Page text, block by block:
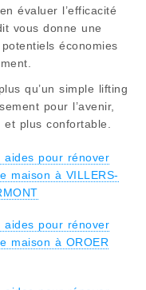
évaluer l’efficacité
vous donne une
économies
qu’un simple lifting
pour l’avenir,
plus confortable.
aides pour rénover
maison à VILLERS-
aides pour rénover
maison à OROER